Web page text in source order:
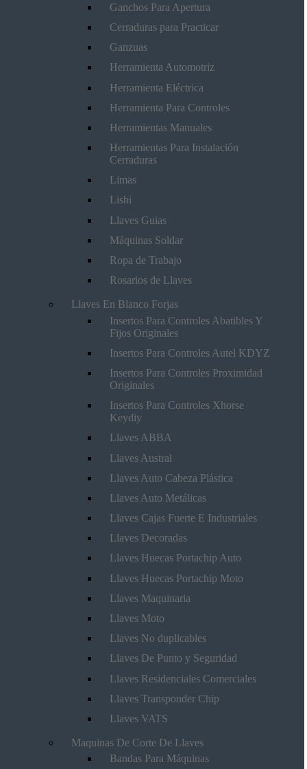
Ganchos Para Apertura
Cerraduras para Practicar
Ganzuas
Herramienta Automotriz
Herramienta Eléctrica
Herramienta Para Controles
Herramientas Manuales
Herramientas Para Instalación
Cerraduras
Limas
Lishi
Llaves Guias
Máquinas Soldar
Ropa de Trabajo
Rosarios de Llaves
Llaves En Blanco Forjas
Insertos Para Controles Abatibles Y
Fijos Originales
Insertos Para Controles Autel KDYZ
Insertos Para Controles Proximidad
Originales
Insertos Para Controles Xhorse
Keydiy
Llaves ABBA
Llaves Austral
Llaves Auto Cabeza Plástica
Llaves Auto Metálicas
Llaves Cajas Fuerte E Industriales
Llaves Decoradas
Llaves Huecas Portachip Auto
Llaves Huecas Portachip Moto
Llaves Maquinaria
Llaves Moto
Llaves No duplicables
Llaves De Punto y Seguridad
Llaves Residenciales Comerciales
Llaves Transponder Chip
Llaves VATS
Maquinas De Corte De Llaves
Bandas Para Máquinas